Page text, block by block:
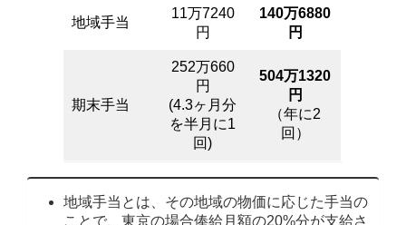
地域手当
11万7240
円
140万6880
円
期末手当
252万660
円
(4.3ヶ月分
を半月に1
回)
504万1320
円
（年に2
回）
地域手当とは、その地域の物価に応じた手当の
ことで、東京の場合俸給月額の20%分が支給さ